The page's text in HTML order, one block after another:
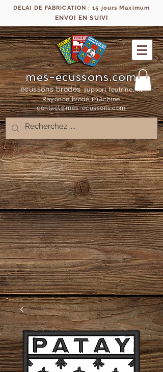
DELAI DE FABRICATION : 15 jours Maximum
ENVOI EN SUIVI
mes-ecussons.com
écussons brodés support feutrine, fil
Rayonne brodémachine
contact@mes-ecussons.com